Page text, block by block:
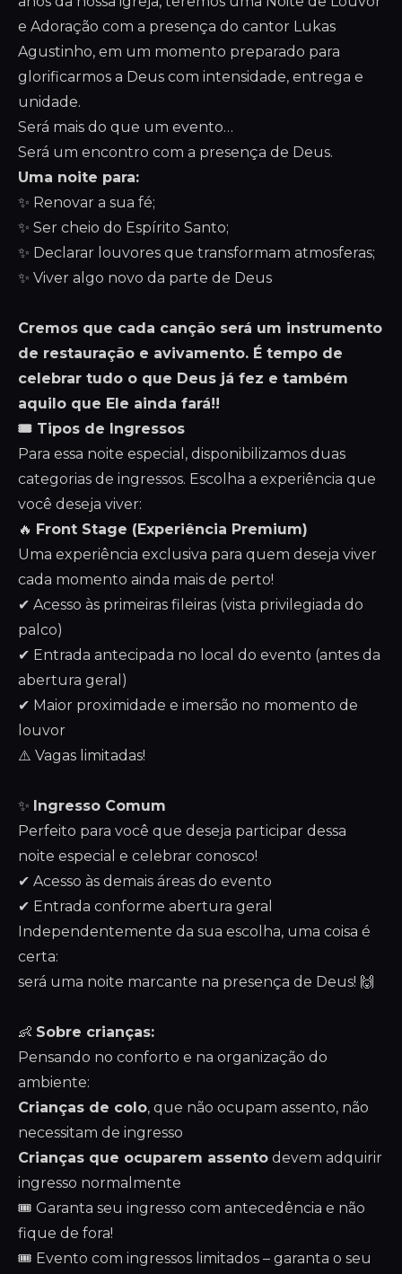
e Adoração com a presença do cantor Lukas
Agustinho, em um momento preparado para
glorificarmos a Deus com intensidade, entrega e
unidade.
Será mais do que um evento…
Será um encontro com a presença de Deus.
Uma noite para:
✨ Renovar a sua fé;
✨ Ser cheio do Espírito Santo;
✨ Declarar louvores que transformam atmosferas;
✨ Viver algo novo da parte de Deus
Cremos que cada canção será um instrumento
de restauração e avivamento. É tempo de
celebrar tudo o que Deus já fez e também
aquilo que Ele ainda fará!!
🎟 Tipos de Ingressos
Para essa noite especial, disponibilizamos duas
categorias de ingressos. Escolha a experiência que
você deseja viver:
🔥 Front Stage (Experiência Premium)
Uma experiência exclusiva para quem deseja viver
cada momento ainda mais de perto!
✔ Acesso às primeiras fileiras (vista privilegiada do
palco)
✔ Entrada antecipada no local do evento (antes da
abertura geral)
✔ Maior proximidade e imersão no momento de
louvor
⚠️ Vagas limitadas!
✨ Ingresso Comum
Perfeito para você que deseja participar dessa
noite especial e celebrar conosco!
✔ Acesso às demais áreas do evento
✔ Entrada conforme abertura geral
Independentemente da sua escolha, uma coisa é
certa:
será uma noite marcante na presença de Deus! 🙌
👶 Sobre crianças:
Pensando no conforto e na organização do
ambiente:
Crianças de colo, que não ocupam assento, não
necessitam de ingresso
Crianças que ocuparem assento devem adquirir
ingresso normalmente
🎟 Garanta seu ingresso com antecedência e não
fique de fora!
🎟 Evento com ingressos limitados – garanta o seu